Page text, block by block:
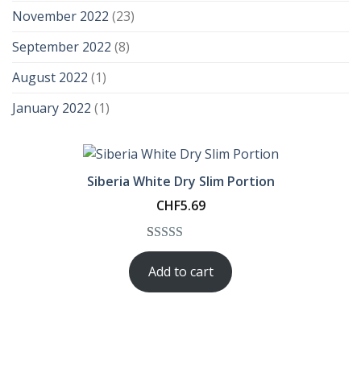
November 2022 (23)
September 2022 (8)
August 2022 (1)
January 2022 (1)
Siberia White Dry Slim Portion
CHF5.69
Rated5.00
out of 5
based on
1
Add to cart